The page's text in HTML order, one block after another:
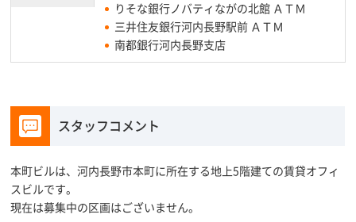
りそな銀行ノバティながの北館 ＡＴＭ
三井住友銀行河内長野駅前 ＡＴＭ
南都銀行河内長野支店
スタッフコメント
本町ビルは、河内長野市本町に所在する地上5階建ての賃貸オフィ
スビルです。
現在は募集中の区画はございません。